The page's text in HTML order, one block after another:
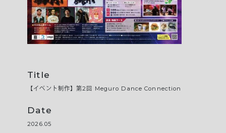
Title
【イベント制作】第2回 Meguro Dance Connection
Date
2026.05